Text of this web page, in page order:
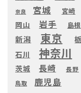
奈良 宮城 宮崎
岡山
岩手 島根
新潟 東京
石川
神奈川
茨城 長崎 長野
鳥取 鹿児島